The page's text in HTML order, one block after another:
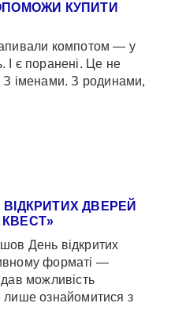
КУПИТИ
компотом — у
І є поранені. Це не
З іменами. З родинами,
ДВЕРЕЙ
День відкритих
форматі —
можливість
лише ознайомитися з